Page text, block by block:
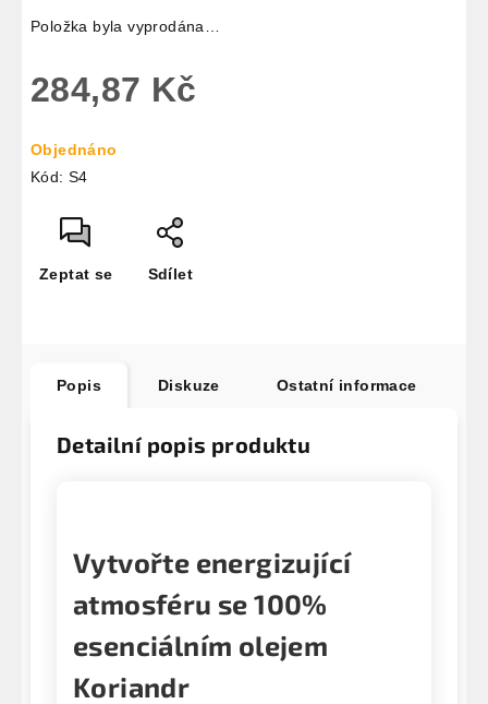
Položka byla vyprodána…
284,87 Kč
cena:
Objednáno
Kód: S4
Zeptat se Sdílet
Popis Diskuze Ostatní informace
Detailní popis produktu
Vytvořte energizující
atmosféru se 100%
esenciálním olejem
Koriandr